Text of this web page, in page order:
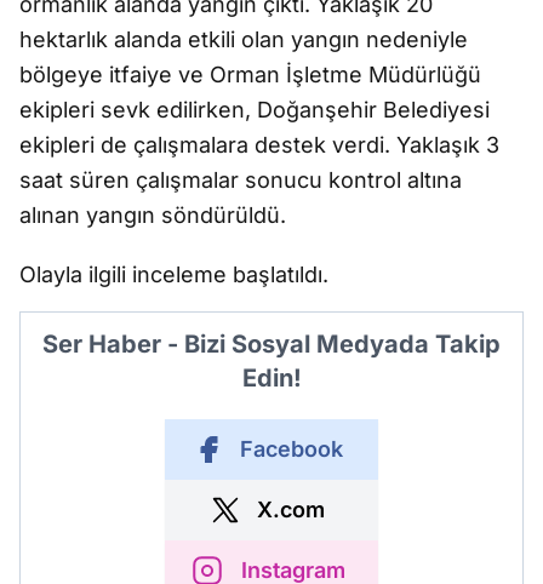
hektarlık alanda etkili olan yangın nedeniyle
bölgeye itfaiye ve Orman İşletme Müdürlüğü
ekipleri sevk edilirken, Doğanşehir Belediyesi
ekipleri de çalışmalara destek verdi. Yaklaşık 3
saat süren çalışmalar sonucu kontrol altına
alınan yangın söndürüldü.
Olayla ilgili inceleme başlatıldı.
Ser Haber - Bizi Sosyal Medyada Takip
Edin!
Facebook
X.com
Instagram